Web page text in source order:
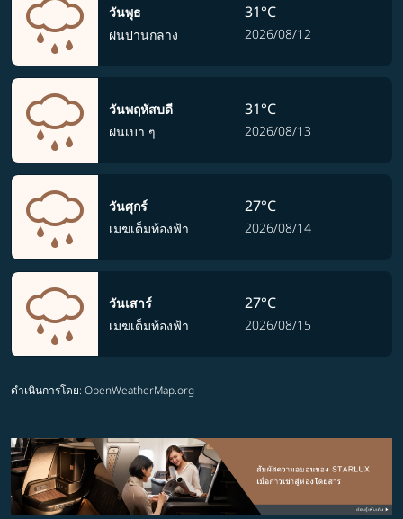
วันพุธ
ฝนปานกลาง
31°C
2026/08/12
วันพฤหัสบดี
ฝนเบา ๆ
31°C
2026/08/13
วันศุกร์
เมฆเต็มท้องฟ้า
27°C
2026/08/14
วันเสาร์
เมฆเต็มท้องฟ้า
27°C
2026/08/15
ดำเนินการโดย: OpenWeatherMap.org